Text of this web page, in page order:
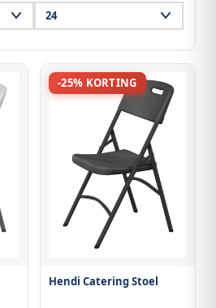
-25% KORTING
Hendi Catering Stoel